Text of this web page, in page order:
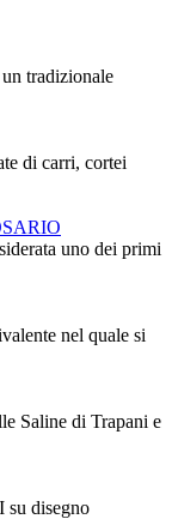
tradizionale
di carri, cortei
uno dei primi
nel quale si
Saline di Trapani e
su disegno